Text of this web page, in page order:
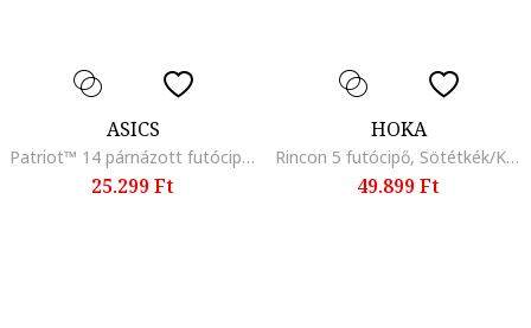
ASICS
Patriot™ 14 párnázott futócipő, Fehér/Fekete
25.299 Ft
HOKA
Rincon 5 futócipő, Sötétkék/Királykék
49.899 Ft